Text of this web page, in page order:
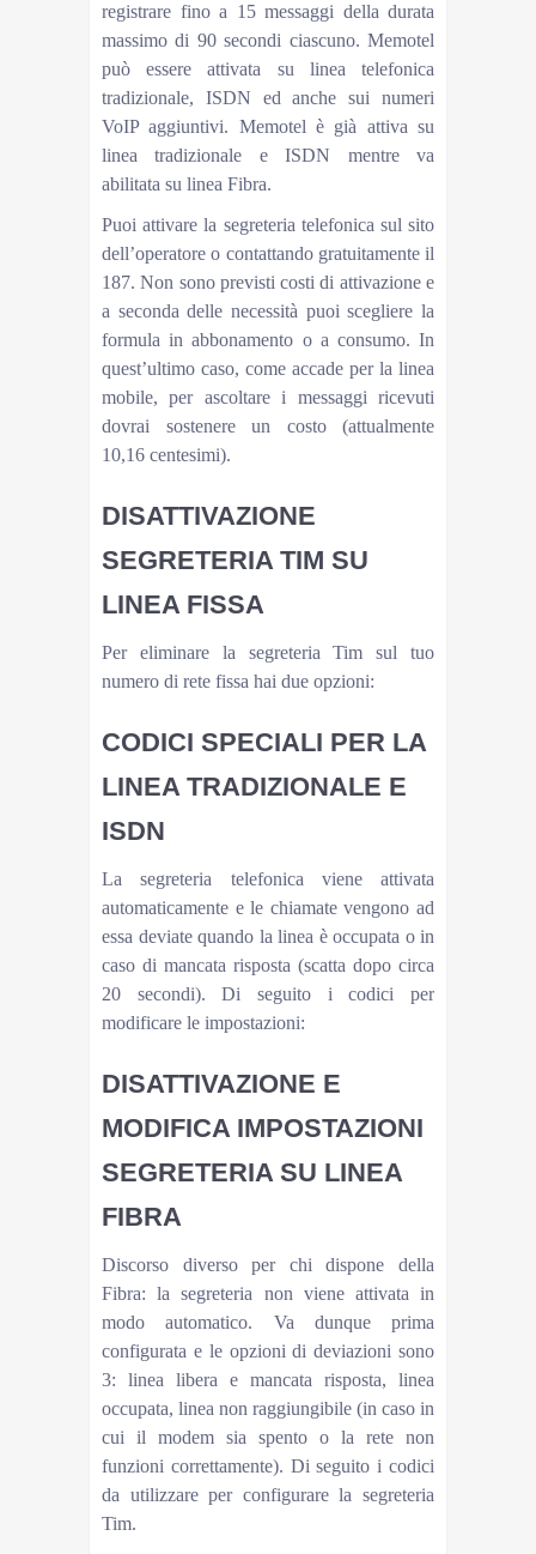
registrare fino a 15 messaggi della durata
massimo di 90 secondi ciascuno. Memotel
può essere attivata su linea telefonica
tradizionale, ISDN ed anche sui numeri
VoIP aggiuntivi. Memotel è già attiva su
linea tradizionale e ISDN mentre va
abilitata su linea Fibra.
Puoi attivare la segreteria telefonica sul sito
dell’operatore o contattando gratuitamente il
187. Non sono previsti costi di attivazione e
a seconda delle necessità puoi scegliere la
formula in abbonamento o a consumo. In
quest’ultimo caso, come accade per la linea
mobile, per ascoltare i messaggi ricevuti
dovrai sostenere un costo (attualmente
10,16 centesimi).
DISATTIVAZIONE
SEGRETERIA TIM SU
LINEA FISSA
Per eliminare la segreteria Tim sul tuo
numero di rete fissa hai due opzioni:
CODICI SPECIALI PER LA
LINEA TRADIZIONALE E
ISDN
La segreteria telefonica viene attivata
automaticamente e le chiamate vengono ad
essa deviate quando la linea è occupata o in
caso di mancata risposta (scatta dopo circa
20 secondi). Di seguito i codici per
modificare le impostazioni:
DISATTIVAZIONE E
MODIFICA IMPOSTAZIONI
SEGRETERIA SU LINEA
FIBRA
Discorso diverso per chi dispone della
Fibra: la segreteria non viene attivata in
modo automatico. Va dunque prima
configurata e le opzioni di deviazioni sono
3: linea libera e mancata risposta, linea
occupata, linea non raggiungibile (in caso in
cui il modem sia spento o la rete non
funzioni correttamente). Di seguito i codici
da utilizzare per configurare la segreteria
Tim.